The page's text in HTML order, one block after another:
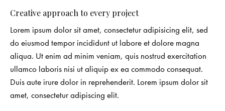
Creative approach to every project
Lorem ipsum dolor sit amet, consectetur adipisicing elit, sed
do eiusmod tempor incididunt ut labore et dolore magna
aliqua. Ut enim ad minim veniam, quis nostrud exercitation
ullamco laboris nisi ut aliquip ex ea commodo consequat.
Duis aute irure dolor in reprehenderit. Lorem ipsum dolor sit
amet, consectetur adipiscing elit.